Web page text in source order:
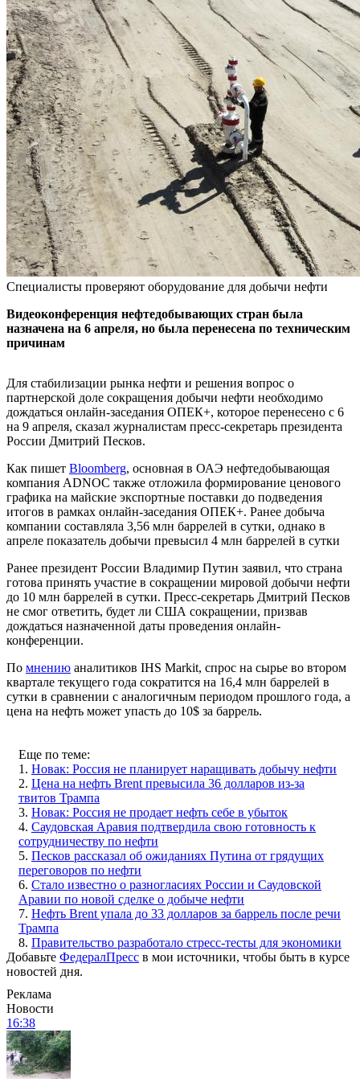
Специалисты проверяют оборудование для добычи нефти
Видеоконференция нефтедобывающих стран была
назначена на 6 апреля, но была перенесена по техническим
причинам
Для стабилизации рынка нефти и решения вопрос о
партнерской доле сокращения добычи нефти необходимо
дождаться онлайн-заседания ОПЕК+, которое перенесено с 6
на 9 апреля, сказал журналистам пресс-секретарь президента
России Дмитрий Песков.
Как пишет Bloomberg, основная в ОАЭ нефтедобывающая
компания ADNOC также отложила формирование ценового
графика на майские экспортные поставки до подведения
итогов в рамках онлайн-заседания ОПЕК+. Ранее добыча
компании составляла 3,56 млн баррелей в сутки, однако в
апреле показатель добычи превысил 4 млн баррелей в сутки
Ранее президент России Владимир Путин заявил, что страна
готова принять участие в сокращении мировой добычи нефти
до 10 млн баррелей в сутки. Пресс-секретарь Дмитрий Песков
не смог ответить, будет ли США сокращении, призвав
дождаться назначенной даты проведения онлайн-
конференции.
По мнению аналитиков IHS Markit, спрос на сырье во втором
квартале текущего года сократится на 16,4 млн баррелей в
сутки в сравнении с аналогичным периодом прошлого года, а
цена на нефть может упасть до 10$ за баррель.
Еще по теме:
1. Новак: Россия не планирует наращивать добычу нефти
2. Цена на нефть Brent превысила 36 долларов из-за
твитов Трампа
3. Новак: Россия не продает нефть себе в убыток
4. Саудовская Аравия подтвердила свою готовность к
сотрудничеству по нефти
5. Песков рассказал об ожиданиях Путина от грядущих
переговоров по нефти
6. Стало известно о разногласиях России и Саудовской
Аравии по новой сделке о добыче нефти
7. Нефть Brent упала до 33 долларов за баррель после речи
Трампа
8. Правительство разработало стресс-тесты для экономики
Добавьте ФедералПресс в мои источники, чтобы быть в курсе
новостей дня.
Реклама
Новости
16:38